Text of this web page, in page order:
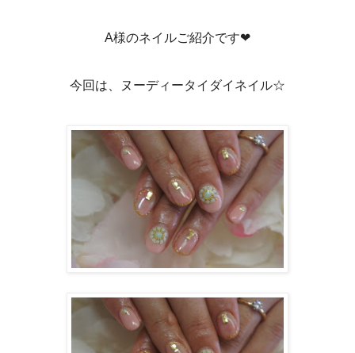
A様のネイルご紹介です❤
今回は、ヌーディータイダイネイル☆